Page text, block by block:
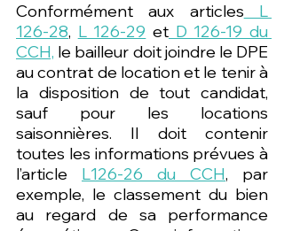
Conformément aux articles L
126-28, L 126-29 et D 126-19 du
CCH, le bailleur doit joindre le DPE
au contrat de location et le tenir à
la disposition de tout candidat,
sauf pour les locations
saisonnières. Il doit contenir
toutes les informations prévues à
l’article L126-26 du CCH, par
exemple, le classement du bien
au regard de sa performance